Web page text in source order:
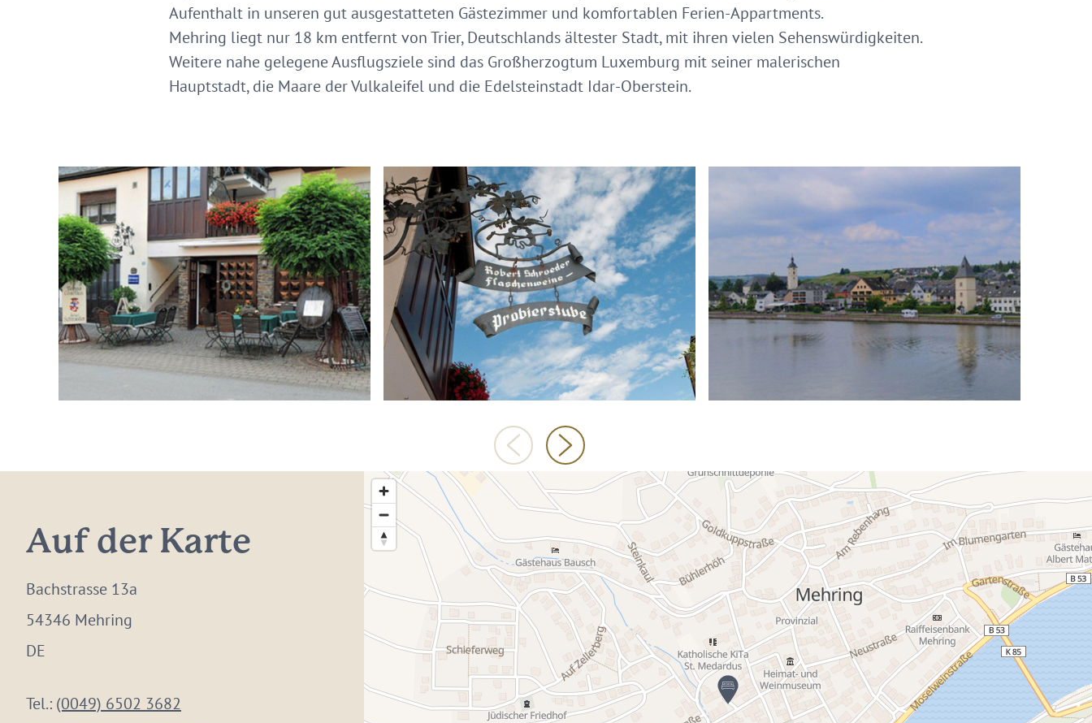
Aufenthalt in unseren gut ausgestatteten Gästezimmer und komfortablen Ferien-Appartments.
Mehring liegt nur 18 km entfernt von Trier, Deutschlands ältester Stadt, mit ihren vielen Sehenswürdigkeiten.
Weitere nahe gelegene Ausflugsziele sind das Großherzogtum Luxemburg mit seiner malerischen
Hauptstadt, die Maare der Vulkaleifel und die Edelsteinstadt Idar-Oberstein.
Auf der Karte
Bachstrasse 13a
54346 Mehring
DE
Tel.: (0049) 6502 3682